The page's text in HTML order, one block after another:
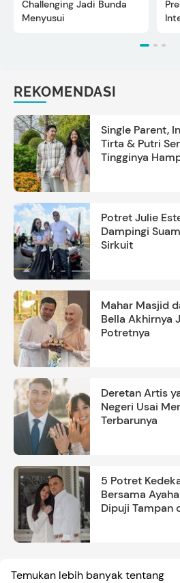
Challenging Jadi Bunda
Menyusui
REKOMENDASI
Single Parent,
Tirta & Putri
Tingginya
Potret Julie
Dampingi
Sirkuit
Mahar Masjid
Bella Akhirnya
Potretnya
Deretan Artis
Negeri Usai
Terbarunya
5 Potret
Bersama
Dipuji Tampan
Temukan lebih banyak tentang